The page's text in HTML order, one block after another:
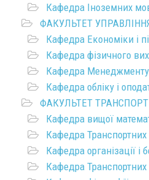
Кафедра Іноземних
ФАКУЛЬТЕТ
Кафедра Економіки і
Кафедра фізичного
Кафедра Менеджменту
Кафедра обліку і
ФАКУЛЬТЕТ
Кафедра вищої
Кафедра Транспортних
Кафедра організації і
Кафедра Транспортних